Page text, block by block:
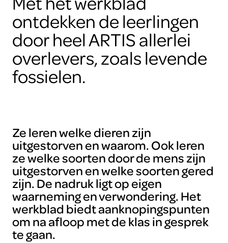
ontdekken de leerlingen
door heel ARTIS allerlei
overlevers, zoals levende
fossielen.
Ze leren welke dieren zijn
uitgestorven en waarom. Ook leren
ze welke soorten door de mens zijn
uitgestorven en welke soorten gered
zijn. De nadruk ligt op eigen
waarneming en verwondering. Het
werkblad biedt aanknopingspunten
om na afloop met de klas in gesprek
te gaan.